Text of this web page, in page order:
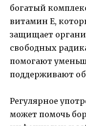
богатый
витамин Е,
защищает
свободных
помогают
поддерживают
Регулярное
может помочь